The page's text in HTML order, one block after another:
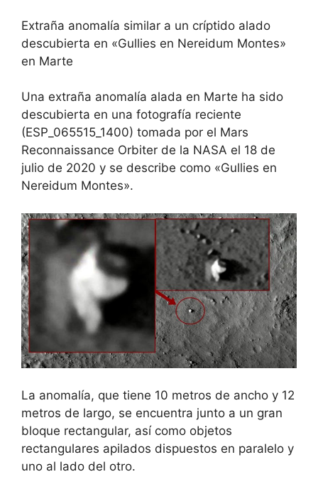
Extraña anomalía similar a un críptido alado
descubierta en «Gullies en Nereidum Montes»
en Marte
Una extraña anomalía alada en Marte ha sido
descubierta en una fotografía reciente
(ESP_065515_1400) tomada por el Mars
Reconnaissance Orbiter de la NASA el 18 de
julio de 2020 y se describe como «Gullies en
Nereidum Montes».
La anomalía, que tiene 10 metros de ancho y 12
metros de largo, se encuentra junto a un gran
bloque rectangular, así como objetos
rectangulares apilados dispuestos en paralelo y
uno al lado del otro.